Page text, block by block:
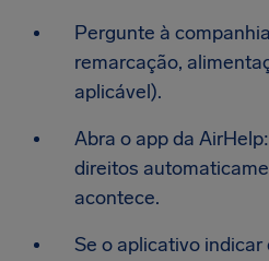
Pergunte à
remarcação,
aplicável).
Abra o app da
direitos
acontece.
Se o aplicativo